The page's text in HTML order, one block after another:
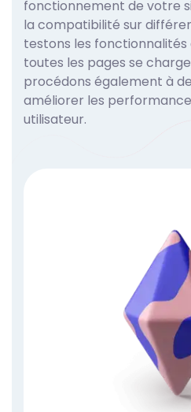
fonctionnement de votre
la compatibilité sur
testons les fonctionnalités
toutes les pages se
procédons également à
améliorer les
utilisateur.